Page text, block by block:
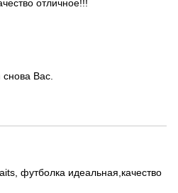
отличное!!!
Вас.
футболка идеальная,качество